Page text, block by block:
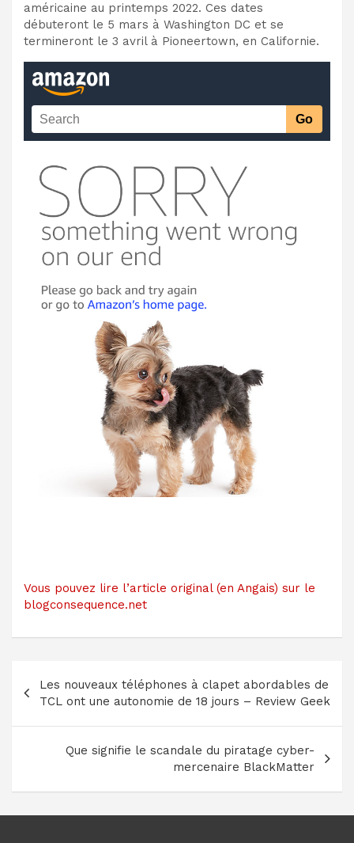
américaine au printemps 2022. Ces dates
débuteront le 5 mars à Washington DC et se
termineront le 3 avril à Pioneertown, en Californie.
Vous pouvez lire l’article original (en Angais) sur le
blogconsequence.net
de
l’article
Les nouveaux téléphones à clapet abordables de
TCL ont une autonomie de 18 jours – Review Geek
Que signifie le scandale du piratage cyber-
mercenaire BlackMatter